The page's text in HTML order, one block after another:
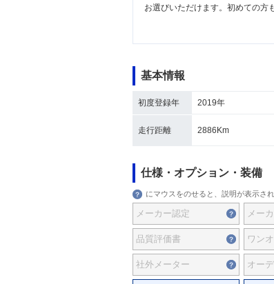
お選びいただけます。初めての方
基本情報
初度登録年 2019年
走行距離 2886Km
仕様・オプション・装備
にマウスをのせると、説明が表示さ
メーカー認定 メー
品質評価書 ワン
社外メーター オー